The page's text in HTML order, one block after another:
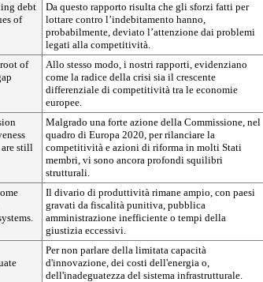
debt
of
Da questo rapporto risulta che gli sforzi fatti per
lottare contro l’indebitamento hanno,
probabilmente, deviato l’attenzione dai problemi
legati alla competitività.
of
Allo stesso modo, i nostri rapporti, evidenziano
come la radice della crisi sia il crescente
differenziale di competitività tra le economie
europee.
are still
Malgrado una forte azione della Commissione, nel
quadro di Europa 2020, per rilanciare la
competitività e azioni di riforma in molti Stati
membri, vi sono ancora profondi squilibri
strutturali.
Il divario di produttività rimane ampio, con paesi
gravati da fiscalità punitiva, pubblica
amministrazione inefficiente o tempi della
giustizia eccessivi.
Per non parlare della limitata capacità
d'innovazione, dei costi dell'energia o,
dell'inadeguatezza del sistema infrastrutturale.